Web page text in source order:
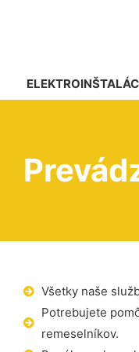
Všetky naše
Potrebujete
remeselníkov.